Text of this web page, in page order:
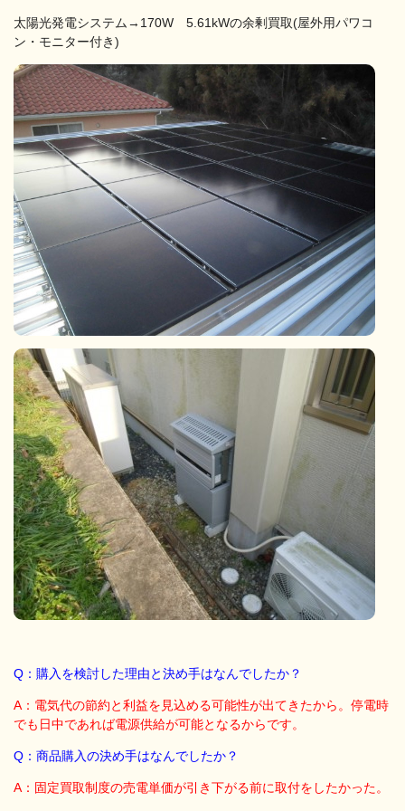
太陽光発電システム→170W 5.61kWの余剰買取(屋外用パワコ
ン・モニター付き)
Q：購入を検討した理由と決め手はなんでしたか？
A：電気代の節約と利益を見込める可能性が出てきたから。停電時
でも日中であれば電源供給が可能となるからです。
Q：商品購入の決め手はなんでしたか？
A：固定買取制度の売電単価が引き下がる前に取付をしたかった。